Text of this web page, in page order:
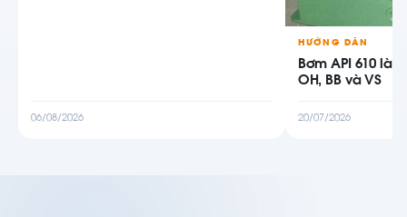
06/08/2026
HƯỚNG DẪN
Bơm API 610 là
OH, BB và VS
20/07/2026